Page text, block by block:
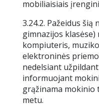
mobiliaisiais
3.24.2. Pažeidus
gimnazijos
kompiuteris,
elektroninės
nedelsiant
informuojant
grąžinama mokinio
metu.